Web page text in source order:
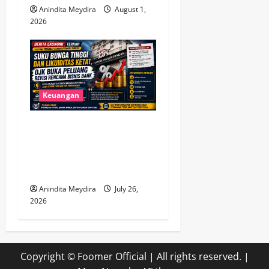
Anindita Meydira
August 1,
2026
Keuangan
Anindita Meydira
July 26,
2026
Copyright © Foomer Official | All rights reserved. |